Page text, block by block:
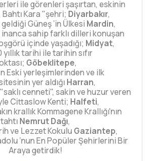
ile görenleri şaşırtan, eskinin
Bahtı Kara "şehri; Diyarbakır,
Güneş ‘in Ülkesi Mardin,
inanca sahip farklı dilleri konuşan
içinde yaşadığı; Midyat,
yıllık tarihi ile tarihin sıfır
Göbeklitepe,
Eski yerleşimlerinden ve ilk
yer aldığı Harran,
cenneti", sakin ve huzur veren
Cittaslow Kenti; Halfeti,
krallık Kommagene Krallığı'nın
tahtı Nemrut Dağı,
ve Lezzet Kokulu Gaziantep,
‘nun En Popüler Şehirlerini Bir
Araya getirdik!